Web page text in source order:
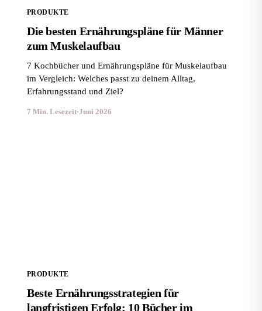
PRODUKTE
Die besten Ernährungspläne für Männer
zum Muskelaufbau
7 Kochbücher und Ernährungspläne für Muskelaufbau
im Vergleich: Welches passt zu deinem Alltag,
Erfahrungsstand und Ziel?
7 Min. Lesezeit·Juni 2026
PRODUKTE
Beste Ernährungsstrategien für
langfristigen Erfolg: 10 Bücher im